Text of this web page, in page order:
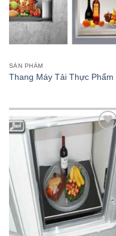
SẢN PHẨM
Thang Máy Tải Thực Phẩm
vào
danh
sách
thích